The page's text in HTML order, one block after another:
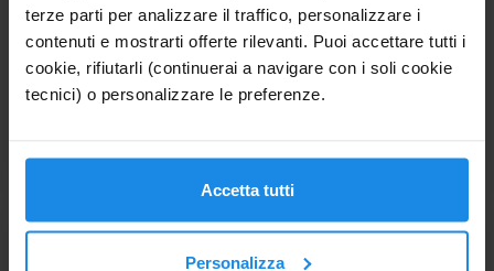
terze parti per analizzare il traffico, personalizzare i
contenuti e mostrarti offerte rilevanti. Puoi accettare tutti i
cookie, rifiutarli (continuerai a navigare con i soli cookie
tecnici) o personalizzare le preferenze.
Accetta tutti
Personalizza
983€
884€4 notti
MEZZA PENSIONE
Per 2 Adulti